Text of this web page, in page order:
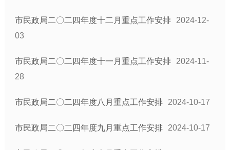
市民政局二〇二四年度十二月重点工作安排
2024-12-
03
市民政局二〇二四年度十一月重点工作安排
2024-11-
28
市民政局二〇二四年度八月重点工作安排 2024-10-17
市民政局二〇二四年度九月重点工作安排 2024-10-17